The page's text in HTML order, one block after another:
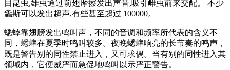
目昆虫,雄虫通过前翅摩擦发出声音,吸引雌虫前来交配。 不少
螽斯可以发出超声,有些甚至超过 100000。
蟋蟀靠翅膀发出鸣叫声，不同的音调和频率所代表的含义不
同，蟋蟀在夏季时鸣叫较多。夜晚蟋蟀响亮的长节奏的鸣声，
既是警告别的同性禁止进入，又可求偶。当有别的同性进入其
领域内，它便威严而急促地鸣叫以示严正警告。